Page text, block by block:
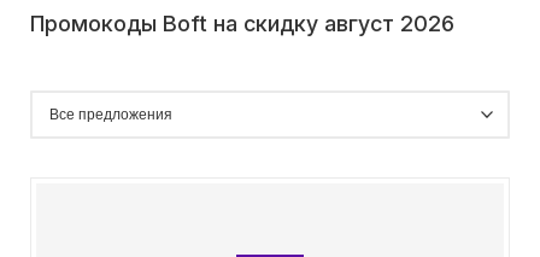
Промокоды Boft на скидку август 2026